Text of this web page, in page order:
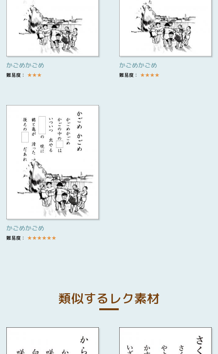
かごめかごめ
難易度： ★★★
かごめかごめ
難易度： ★★★★
かごめかごめ
難易度： ★★★★★★
類似するレク素材